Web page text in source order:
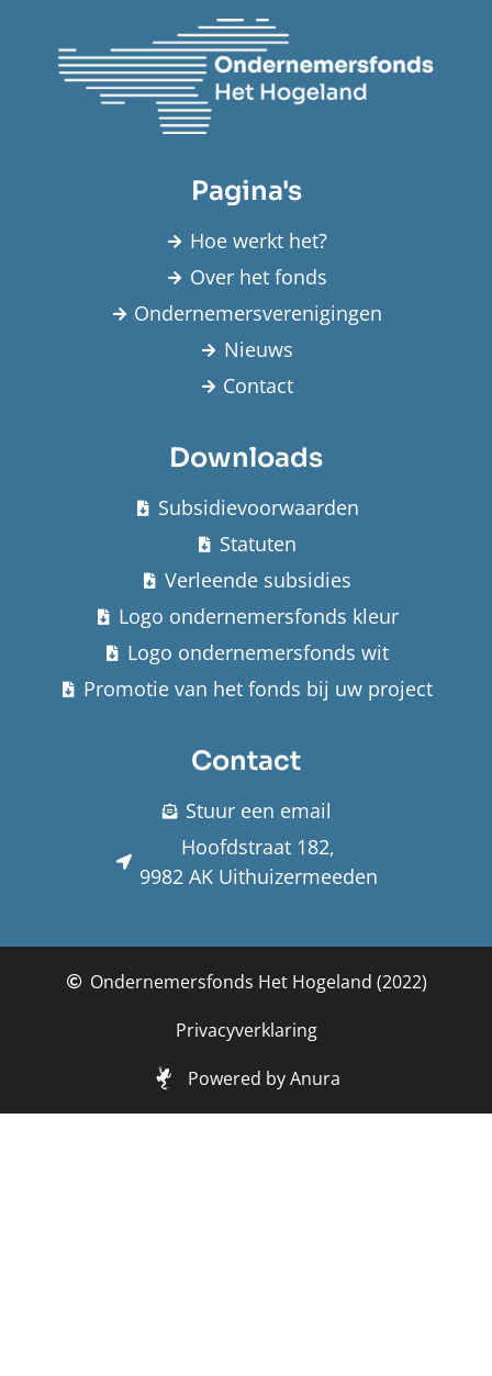
Pagina's
Hoe werkt het?
Over het fonds
Ondernemersverenigingen
Nieuws
Contact
Downloads
Subsidievoorwaarden
Statuten
Verleende subsidies
Logo ondernemersfonds kleur
Logo ondernemersfonds wit
Promotie van het fonds bij uw project
Contact
Stuur een email
Hoofdstraat 182,
9982 AK Uithuizermeeden
Ondernemersfonds Het Hogeland (2022)
Privacyverklaring
Powered by Anura